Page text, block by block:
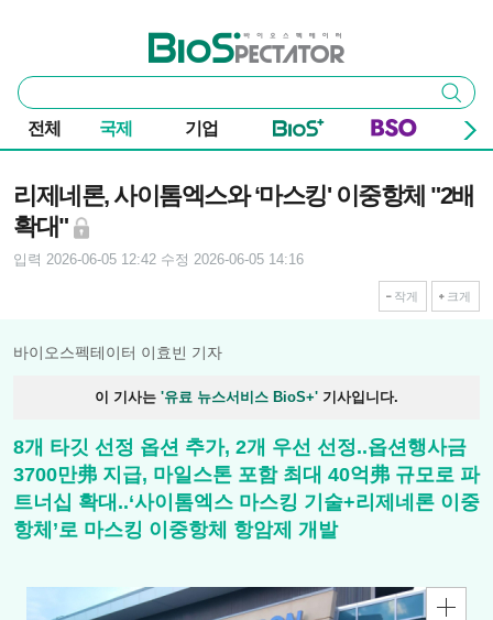
바이오스펙테이터
통
합
검
색
검색
전체 국제 기업
리제네론, 사이톰엑스와 ‘마스킹' 이중항체 "2배
확대"
입력 2026-06-05 12:42 수정 2026-06-05 14:16
작게 크게
바이오스펙테이터 이효빈 기자
이 기사는 '유료 뉴스서비스 BioS+' 기사입니다.
8개 타깃 선정 옵션 추가, 2개 우선 선정..옵션행사금
3700만弗 지급, 마일스톤 포함 최대 40억弗 규모로 파
트너십 확대..‘사이톰엑스 마스킹 기술+리제네론 이중
항체’로 마스킹 이중항체 항암제 개발